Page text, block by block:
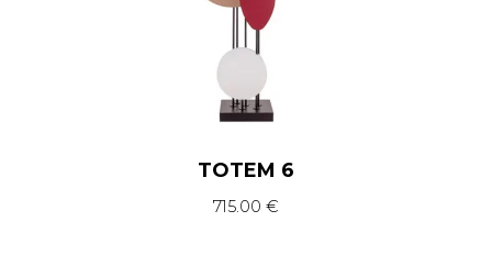
TOTEM 6
715.00 €